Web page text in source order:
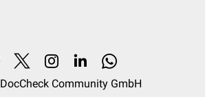
DocCheck Community GmbH